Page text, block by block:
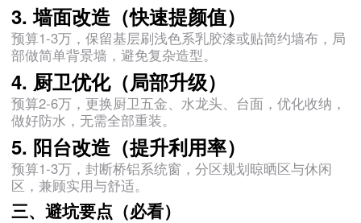
3. 墙面改造（快速提颜值）
预算1-3万，保留基层刷浅色系乳胶漆或贴简约墙布，局
部做简单背景墙，避免复杂造型。
4. 厨卫优化（局部升级）
预算2-6万，更换厨卫五金、水龙头、台面，优化收纳，
做好防水，无需全部重装。
5. 阳台改造（提升利用率）
预算1-3万，封断桥铝系统窗，分区规划晾晒区与休闲
区，兼顾实用与舒适。
三、避坑要点（必看）